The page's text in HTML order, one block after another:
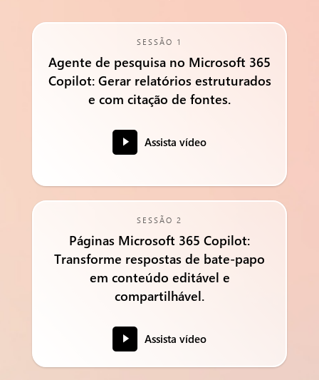
SESSÃO 1
Agente de pesquisa no Microsoft 365
Copilot: Gerar relatórios estruturados
e com citação de fontes.
Assista vídeo
SESSÃO 2
Páginas Microsoft 365 Copilot:
Transforme respostas de bate-papo
em conteúdo editável e
compartilhável.
Assista vídeo